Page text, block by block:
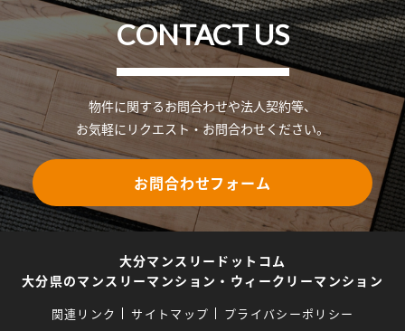
CONTACT US
物件に関するお問合わせや法人契約等、
お気軽にリクエスト・お問合わせください。
お問合わせフォーム
大分マンスリードットコム
大分県のマンスリーマンション・ウィークリーマンション
関連リンク サイトマップ
プライバシーポリシー